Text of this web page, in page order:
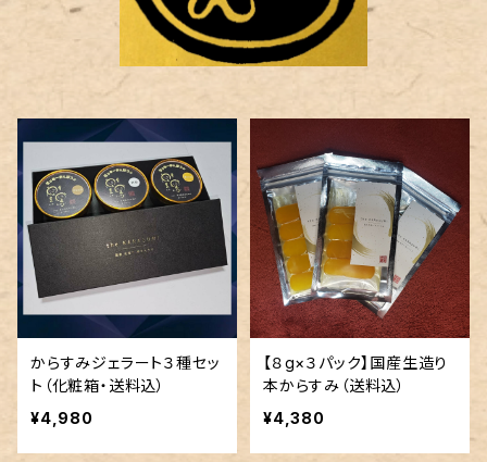
からすみジェラート３種セッ
ト（化粧箱・送料込）
¥4,980
【８g×３パック】国産生造り
本からすみ（送料込）
¥4,380